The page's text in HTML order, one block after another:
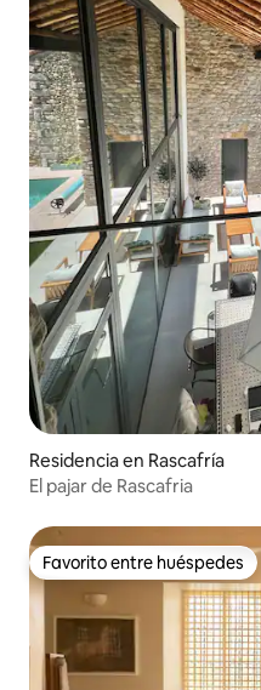
Residencia en Rascafría
El pajar de Rascafria
Favorito entre huéspedes
Favorito entre huéspedes